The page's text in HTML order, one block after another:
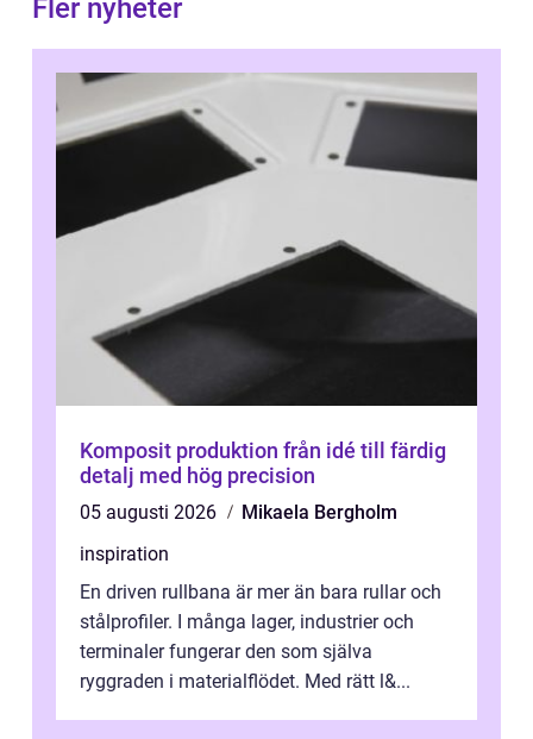
Fler nyheter
Komposit produktion från idé till färdig
detalj med hög precision
05 augusti 2026
Mikaela Bergholm
inspiration
En driven rullbana är mer än bara rullar och
stålprofiler. I många lager, industrier och
terminaler fungerar den som själva
ryggraden i materialflödet. Med rätt l&...